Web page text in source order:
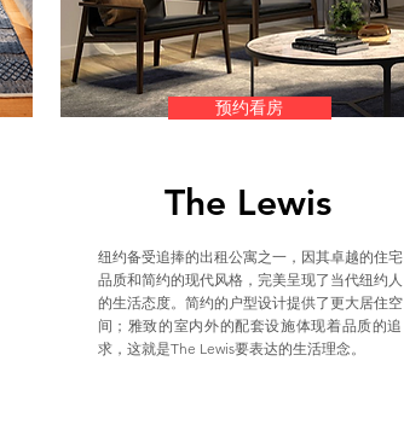
The Lewis
预约看房
纽约备受追捧的出租公寓之一，因其卓越的住宅
品质和简约的现代风格，完美呈现了当代纽约人
的生活态度。简约的户型设计提供了更大居住空
间；雅致的室内外的配套设施体现着品质的追
求，这就是The Lewis要表达的生活理念。